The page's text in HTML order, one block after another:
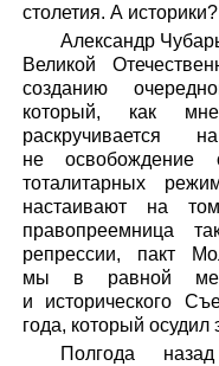
столетия. А историки?
Александр
Великой
созданию
который, как
не
тоталитарных
настаивают на
правопреемница
репрессии, пакт
мы в равной
и исторического
года, который осудил
Полгода